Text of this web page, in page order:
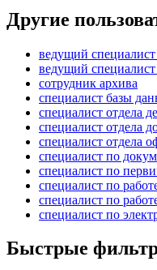
Другие
ведущий
ведущий
сотрудник архива
специалист базы
специалист отдела
специалист отдела
специалист отдела
специалист по
специалист по
специалист по
специалист по
специалист по
Быстрые